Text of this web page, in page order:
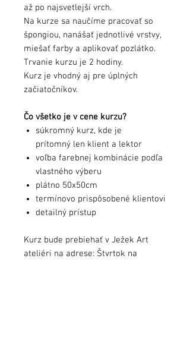
až po najsvetlejší vrch.
Na kurze sa naučíme pracovať so
špongiou, nanášať jednotlivé vrstvy,
miešať farby a aplikovať pozlátko.
Trvanie kurzu je 2 hodiny.
Kurz je vhodný aj pre úplných
začiatočníkov.
Čo všetko je v cene kurzu?
súkromný kurz, kde je
prítomný len klient a lektor
voľba farebnej kombinácie podľa
vlastného výberu
plátno 50x50cm
termínovo prispôsobené klientovi
detailný prístup
Kurz bude prebiehať v Ježek Art
ateliéri na adrese: Štvrtok na